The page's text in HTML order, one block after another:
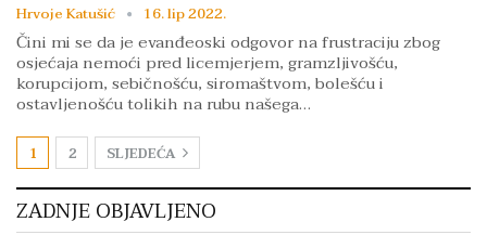
Hrvoje Katušić 16. lip 2022.
Čini mi se da je evanđeoski odgovor na frustraciju zbog
osjećaja nemoći pred licemjerjem, gramzljivošću,
korupcijom, sebičnošću, siromaštvom, bolešću i
ostavljenošću tolikih na rubu našega…
1 2 SLJEDEĆA
ZADNJE OBJAVLJENO